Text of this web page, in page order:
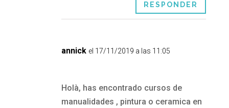
RESPONDER
annick el 17/11/2019 a las 11:05
Holà, has encontrado cursos de
manualidades , pintura o ceramica en